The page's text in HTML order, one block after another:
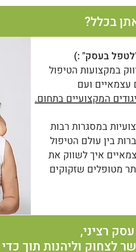
בכלל?
בעסק" :)
את תחום השיווק במקצועות הטיפול
עצמאיים ועם
המקצועיים בתחום.
במסגרות רבות
בין עולם הטיפול
איך לשווק את
מטופלים שזקוקים
רציני,
לצחוק וליהנות תוך כדי